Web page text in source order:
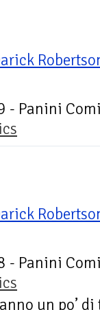
- Panini
- Panini
un po’